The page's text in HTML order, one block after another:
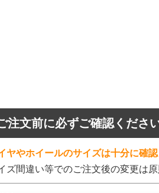
注文前に必ずご確認くださ
ヤやホイールのサイズは十分に確
ズ間違い等でのご注文後の変更は原